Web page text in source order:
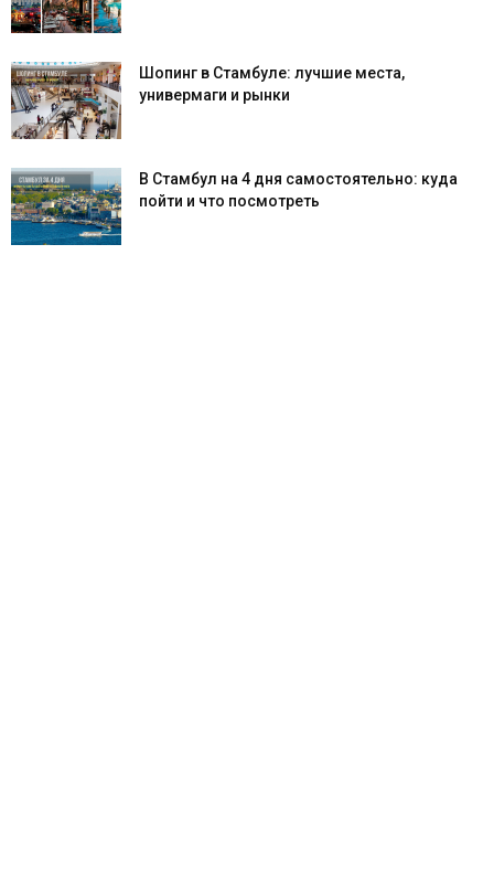
Шопинг в Стамбуле: лучшие места,
универмаги и рынки
В Стамбул на 4 дня самостоятельно: куда
пойти и что посмотреть